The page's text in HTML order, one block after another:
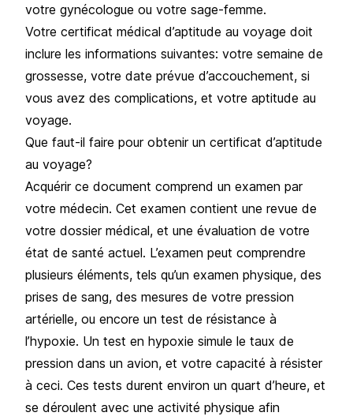
votre gynécologue ou votre sage-femme.
Votre certificat médical d’aptitude au voyage doit
inclure les informations suivantes: votre semaine de
grossesse, votre date prévue d’accouchement, si
vous avez des complications, et votre aptitude au
voyage.
Que faut-il faire pour obtenir un certificat d’aptitude
au voyage?
Acquérir ce document comprend un examen par
votre médecin. Cet examen contient une revue de
votre dossier médical, et une évaluation de votre
état de santé actuel. L’examen peut comprendre
plusieurs éléments, tels qu’un examen physique, des
prises de sang, des mesures de votre pression
artérielle, ou encore un test de résistance à
l’hypoxie. Un test en hypoxie simule le taux de
pression dans un avion, et votre capacité à résister
à ceci. Ces tests durent environ un quart d’heure, et
se déroulent avec une activité physique afin